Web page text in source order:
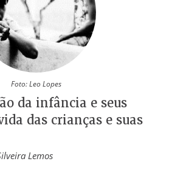
Foto: Leo Lopes
da infância e seus
das crianças e suas
Lemos